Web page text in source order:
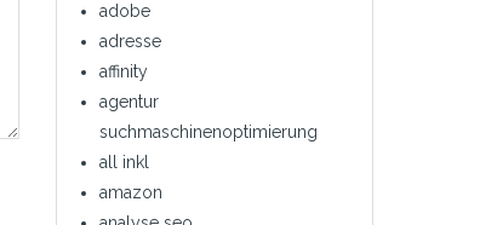
adobe
adresse
affinity
agentur
suchmaschinenoptimierung
all inkl
amazon